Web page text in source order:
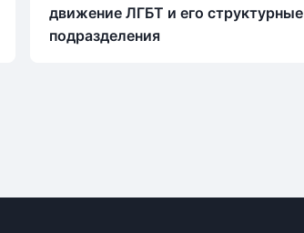
движение ЛГБТ и его структурные
подразделения